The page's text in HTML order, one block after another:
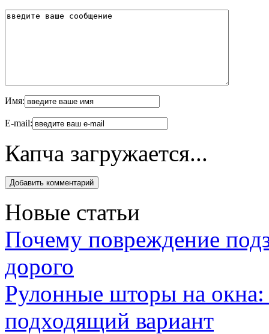
Имя:
E-mail:
Капча загружается...
Новые статьи
Почему повреждение
дорого
Рулонные шторы на
подходящий вариант